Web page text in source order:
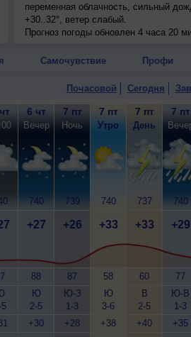
переменная облачность, сильный
+30..32°, ветер слабый.
Прогноз погоды обновлен 4 часа 20
Самочувствие Профи
Почасовой Сегодня
5
6 чт
Вечер
740
+27
88
Ю
2-5
+30
7 пт
Ночь
739
+26
87
Ю-З
1-3
+28
7 пт
Утро
740
+33
58
Ю
3-6
+38
7 пт
День
737
+33
60
В
2-5
+40
7 пт
740
+29
77
Ю-В
1-3
+35